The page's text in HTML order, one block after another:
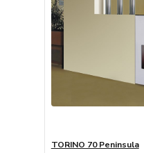
TORINO 70 Peninsula